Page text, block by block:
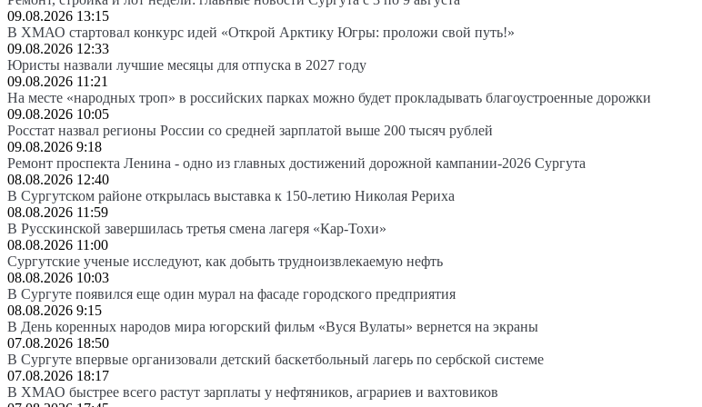
09.08.2026 13:15
В ХМАО стартовал конкурс идей «Открой Арктику Югры: проложи свой путь!»
09.08.2026 12:33
Юристы назвали лучшие месяцы для отпуска в 2027 году
09.08.2026 11:21
На месте «народных троп» в российских парках можно будет прокладывать благоустроенные дорожки
09.08.2026 10:05
Росстат назвал регионы России со средней зарплатой выше 200 тысяч рублей
09.08.2026 9:18
Ремонт проспекта Ленина - одно из главных достижений дорожной кампании-2026 Сургута
08.08.2026 12:40
В Сургутском районе открылась выставка к 150-летию Николая Рериха
08.08.2026 11:59
В Русскинской завершилась третья смена лагеря «Кар-Тохи»
08.08.2026 11:00
Сургутские ученые исследуют, как добыть трудноизвлекаемую нефть
08.08.2026 10:03
В Сургуте появился еще один мурал на фасаде городского предприятия
08.08.2026 9:15
В День коренных народов мира югорский фильм «Вуся Вулаты» вернется на экраны
07.08.2026 18:50
В Сургуте впервые организовали детский баскетбольный лагерь по сербской системе
07.08.2026 18:17
В ХМАО быстрее всего растут зарплаты у нефтяников, аграриев и вахтовиков